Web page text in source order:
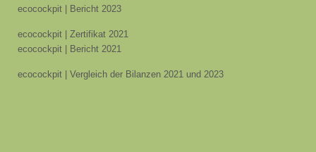
ecocockpit | Bericht 2023
ecocockpit | Zertifikat 2021
ecocockpit | Bericht 2021
ecocockpit | Vergleich der Bilanzen 2021 und 2023